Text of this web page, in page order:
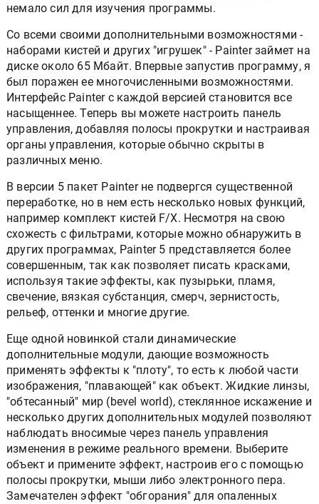
немало сил для изучения программы.
Со всеми своими дополнительными возможностями -
наборами кистей и других "игрушек" - Painter займет на
диске около 65 Мбайт. Впервые запустив программу, я
был поражен ее многочисленными возможностями.
Интерфейс Painter с каждой версией становится все
насыщеннее. Теперь вы можете настроить панель
управления, добавляя полосы прокрутки и настраивая
органы управления, которые обычно скрыты в
различных меню.
В версии 5 пакет Painter не подвергся существенной
переработке, но в нем есть несколько новых функций,
например комплект кистей F/X. Несмотря на свою
схожесть с фильтрами, которые можно обнаружить в
других программах, Painter 5 представляется более
совершенным, так как позволяет писать красками,
используя такие эффекты, как пузырьки, пламя,
свечение, вязкая субстанция, смерч, зернистость,
рельеф, оттенки и многие другие.
Еще одной новинкой стали динамические
дополнительные модули, дающие возможность
применять эффекты к "плоту", то есть к любой части
изображения, "плавающей" как объект. Жидкие линзы,
"обтесанный" мир (bevel world), стеклянное искажение и
несколько других дополнительных модулей позволяют
наблюдать вносимые через панель управления
изменения в режиме реального времени. Выберите
объект и примените эффект, настроив его с помощью
полосы прокрутки, мыши либо электронного пера.
Замечателен эффект "обгорания" для опаленных